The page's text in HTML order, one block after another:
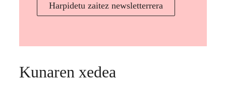
Harpidetu zaitez newsletterrera
Kunaren xedea